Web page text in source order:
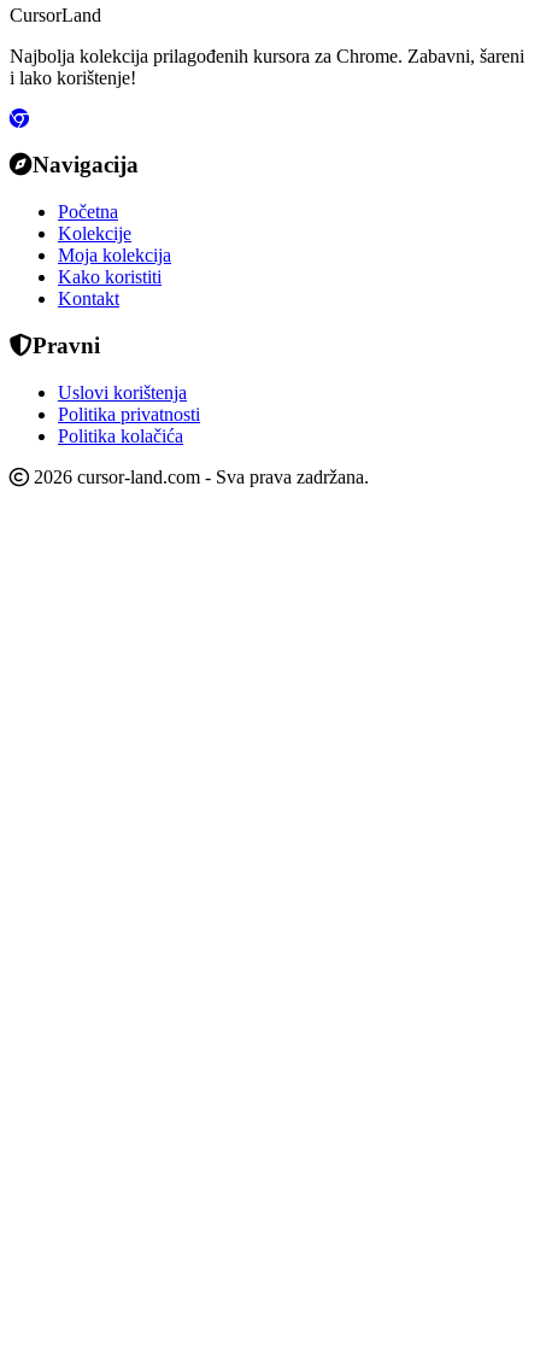
CursorLand
Najbolja kolekcija prilagođenih kursora za Chrome. Zabavni, šareni
i lako korištenje!
Navigacija
Početna
Kolekcije
Moja kolekcija
Kako koristiti
Kontakt
Pravni
Uslovi korištenja
Politika privatnosti
Politika kolačića
2026 cursor-land.com - Sva prava zadržana.